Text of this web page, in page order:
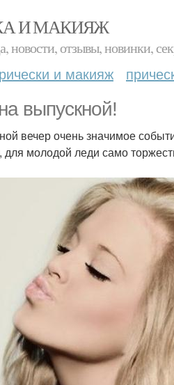
И МАКИЯЖ
отзывы, новинки,
и макияж
выпускной!
вечер очень значимое
молодой леди само